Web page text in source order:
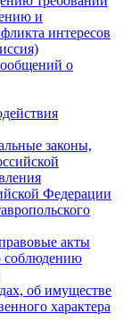
и
интересов
о
законы,
Федерации
акты
соблюдению
об имуществе
характера